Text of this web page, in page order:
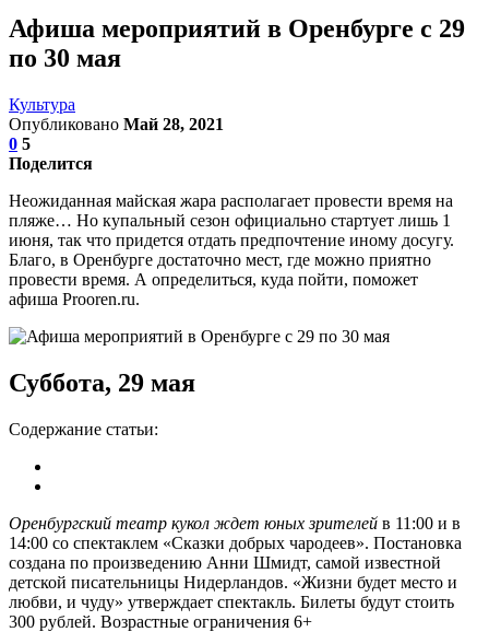
Афиша мероприятий в Оренбурге с 29
по 30 мая
Культура
Опубликовано Май 28, 2021
0 5
Поделится
Неожиданная майская жара располагает провести время на
пляже… Но купальный сезон официально стартует лишь 1
июня, так что придется отдать предпочтение иному досугу.
Благо, в Оренбурге достаточно мест, где можно приятно
провести время. А определиться, куда пойти, поможет
афиша Prooren.ru.
Суббота, 29 мая
Содержание статьи:
Оренбургский театр кукол ждет юных зрителей в 11:00 и в
14:00 со спектаклем «Сказки добрых чародеев». Постановка
создана по произведению Анни Шмидт, самой известной
детской писательницы Нидерландов. «Жизни будет место и
любви, и чуду» утверждает спектакль. Билеты будут стоить
300 рублей. Возрастные ограничения 6+